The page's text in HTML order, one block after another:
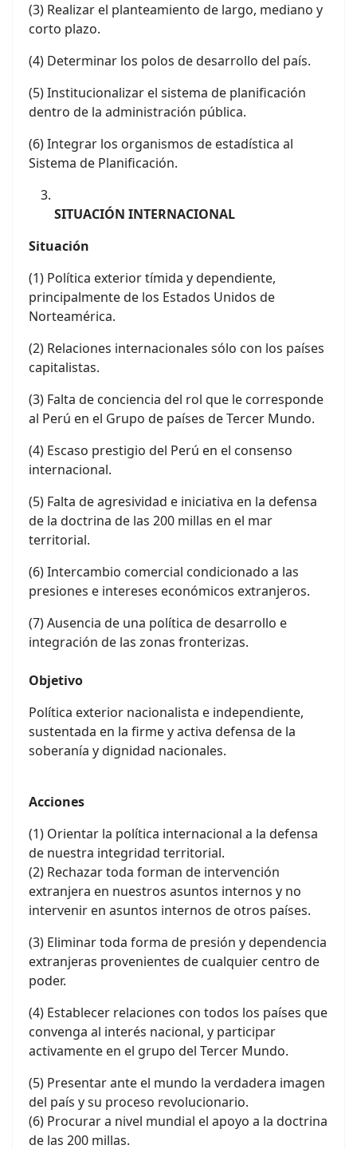
(3) Realizar el planteamiento de largo, mediano y
corto plazo.
(4) Determinar los polos de desarrollo del país.
(5) Institucionalizar el sistema de planificación
dentro de la administración pública.
(6) Integrar los organismos de estadística al
Sistema de Planificación.
SITUACIÓN INTERNACIONAL
Situación
(1) Política exterior tímida y dependiente,
principalmente de los Estados Unidos de
Norteamérica.
(2) Relaciones internacionales sólo con los países
capitalistas.
(3) Falta de conciencia del rol que le corresponde
al Perú en el Grupo de países de Tercer Mundo.
(4) Escaso prestigio del Perú en el consenso
internacional.
(5) Falta de agresividad e iniciativa en la defensa
de la doctrina de las 200 millas en el mar
territorial.
(6) Intercambio comercial condicionado a las
presiones e intereses económicos extranjeros.
(7) Ausencia de una política de desarrollo e
integración de las zonas fronterizas.
Objetivo
Política exterior nacionalista e independiente,
sustentada en la firme y activa defensa de la
soberanía y dignidad nacionales.
Acciones
(1) Orientar la política internacional a la defensa
de nuestra integridad territorial.
(2) Rechazar toda forman de intervención
extranjera en nuestros asuntos internos y no
intervenir en asuntos internos de otros países.
(3) Eliminar toda forma de presión y dependencia
extranjeras provenientes de cualquier centro de
poder.
(4) Establecer relaciones con todos los países que
convenga al interés nacional, y participar
activamente en el grupo del Tercer Mundo.
(5) Presentar ante el mundo la verdadera imagen
del país y su proceso revolucionario.
(6) Procurar a nivel mundial el apoyo a la doctrina
de las 200 millas.